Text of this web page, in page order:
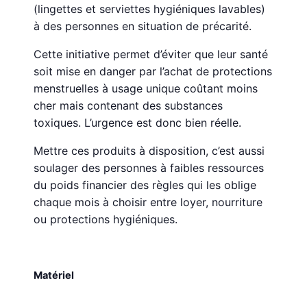
(lingettes et serviettes hygiéniques lavables)
à des personnes en situation de précarité.
Cette initiative permet d’éviter que leur santé
soit mise en danger par l’achat de protections
menstruelles à usage unique coûtant moins
cher mais contenant des substances
toxiques. L’urgence est donc bien réelle.
Mettre ces produits à disposition, c’est aussi
soulager des personnes à faibles ressources
du poids financier des règles qui les oblige
chaque mois à choisir entre loyer, nourriture
ou protections hygiéniques.
Matériel